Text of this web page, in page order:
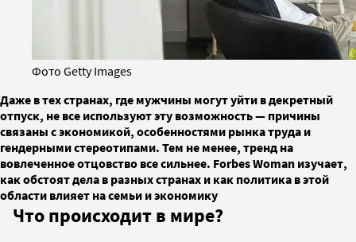
Фото Getty Images
Даже в тех странах, где мужчины могут уйти в декретный
отпуск, не все используют эту возможность — причины
связаны с экономикой, особенностями рынка труда и
гендерными стереотипами. Тем не менее, тренд на
вовлеченное отцовство все сильнее. Forbes Woman изучает,
как обстоят дела в разных странах и как политика в этой
области влияет на семьи и экономику
Что происходит в мире?